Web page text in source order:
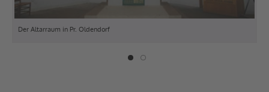
Der Altarraum in Pr. Oldendorf